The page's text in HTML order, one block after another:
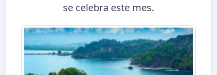
se celebra este mes.